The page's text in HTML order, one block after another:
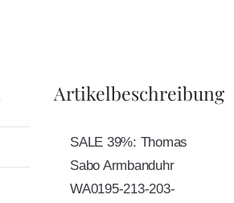
Artikelbeschreibung
SALE 39%: Thomas
Sabo Armbanduhr
WA0195-213-203-